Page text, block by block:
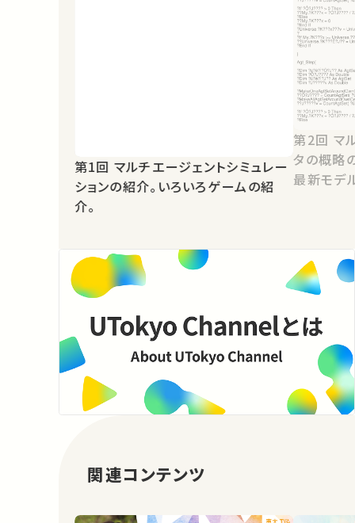
第1回 マルチエージェントシミュレー
ションの紹介。いろいろゲームの紹
介。
第2回 マルチエージェントシミュレー
タの概略
最新モデ
関連コンテンツ